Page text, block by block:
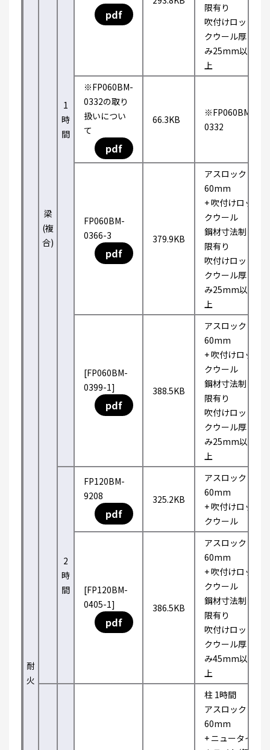
耐
火
梁
(複
合)
1
時
間
pdf
限有り
吹付けロッ
クウール厚
み25mm以
上
※FP060BM-
0332の取り
扱いについ
て
pdf
66.3KB
※FP060BM-
0332
FP060BM-
0366-3
pdf
379.9KB
アスロック
60mm
+ 吹付けロッ
クウール
鋼材寸法制
限有り
吹付けロッ
クウール厚
み25mm以
上
[FP060BM-
0399-1]
pdf
388.5KB
アスロック
60mm
+ 吹付けロッ
クウール
鋼材寸法制
限有り
吹付けロッ
クウール厚
み25mm以
上
2
時
間
FP120BM-
9208
pdf
325.2KB
アスロック
60mm
+ 吹付けロッ
クウール
[FP120BM-
0405-1]
pdf
386.5KB
アスロック
60mm
+ 吹付けロッ
クウール
鋼材寸法制
限有り
吹付けロッ
クウール厚
み45mm以
上
柱 1時間
アスロック
60mm
+ ニュータイ